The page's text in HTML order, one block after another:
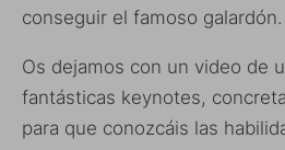
conseguir el famoso galardón.
Os dejamos con un video de
fantásticas keynotes,
para que conozcáis las